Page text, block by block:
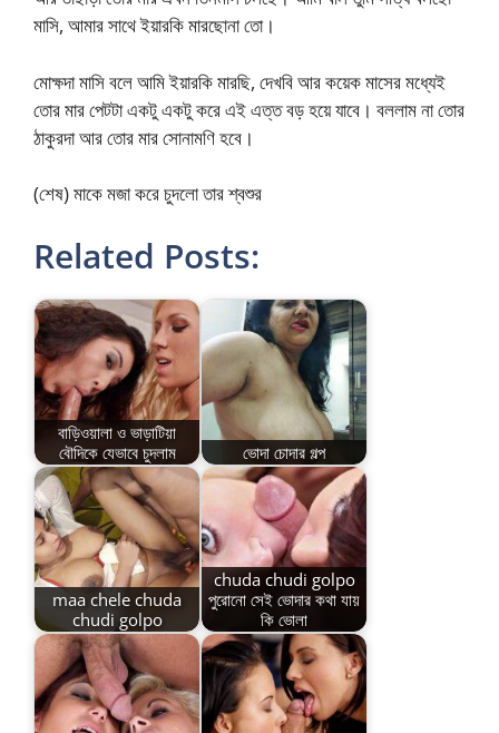
মাসি, আমার সাথে ইয়ারকি মারছোনা তো।
মোক্ষদা মাসি বলে আমি ইয়ারকি মারছি, দেখবি আর কয়েক মাসের মধ্যেই
তোর মার পেটটা একটু একটু করে এই এত্ত বড় হয়ে যাবে। বললাম না তোর
ঠাকুরদা আর তোর মার সোনামণি হবে।
(শেষ) মাকে মজা করে চুদলো তার শ্বশুর
Related Posts:
বাড়িওয়ালা ও ভাড়াটিয়া
বৌদিকে যেভাবে চুদলাম
ভোদা চোদার গল্প
maa chele chuda
chudi golpo
chuda chudi golpo
পুরোনো সেই ভোদার কথা যায়
কি ভোলা